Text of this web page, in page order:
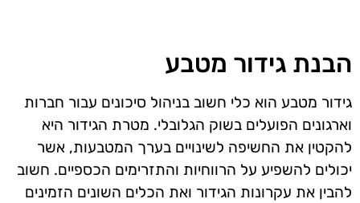
הבנת גידור מטבע
גידור מטבע הוא כלי חשוב בניהול סיכונים עבור חברות
וארגונים הפועלים בשוק הגלובלי. מטרת הגידור היא
להקטין את החשיפה לשינויים בערך המטבעות, אשר
יכולים להשפיע על הרווחיות והתזרימים הכספיים. חשוב
להבין את עקרונות הגידור ואת הכלים השונים הזמינים